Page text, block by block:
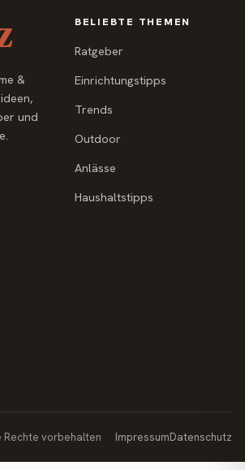
&
und
BELIEBTE THEMEN
Ratgeber
Einrichtungstipps
Trends
Outdoor
Anlässe
Haushaltstipps
Rechte vorbehalten ImpressumDatenschutz